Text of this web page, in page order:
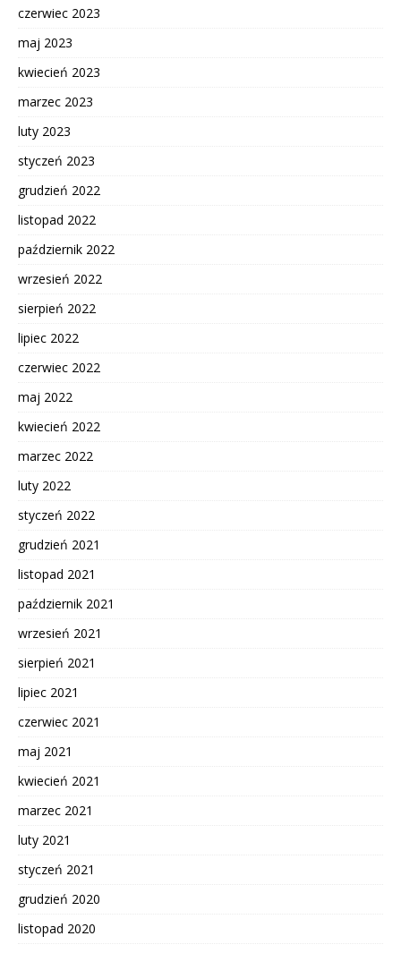
czerwiec 2023
maj 2023
kwiecień 2023
marzec 2023
luty 2023
styczeń 2023
grudzień 2022
listopad 2022
październik 2022
wrzesień 2022
sierpień 2022
lipiec 2022
czerwiec 2022
maj 2022
kwiecień 2022
marzec 2022
luty 2022
styczeń 2022
grudzień 2021
listopad 2021
październik 2021
wrzesień 2021
sierpień 2021
lipiec 2021
czerwiec 2021
maj 2021
kwiecień 2021
marzec 2021
luty 2021
styczeń 2021
grudzień 2020
listopad 2020